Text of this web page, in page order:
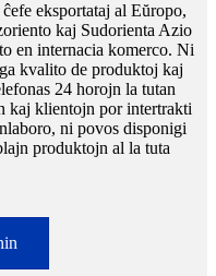
eksportataj al Eŭropo,
kaj Sudorienta Azio
en internacia komerco. Ni
kvalito de produktoj kaj
24 horojn la tutan
kaj klientojn por intertrakti
ni povos disponigi
produktojn al la tuta